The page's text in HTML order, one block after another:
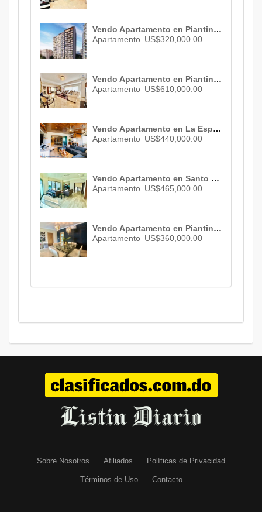
Vendo Apartamento en Piantini , Santo Domingo , ID 2796
Apartamento US$320,000.00
Vendo Apartamento en Piantini , Santo Domingo , ID 3082
Apartamento US$610,000.00
Vendo Apartamento en La Esperilla , Santo Domingo, ID 3068
Apartamento US$440,000.00
Vendo Apartamento en Santo Domingo, ID 1269
Apartamento US$465,000.00
Vendo Apartamento en Piantini , Santo Domingo , 3 habs. , 3 baños , 2 parqueos , ID 2746
Apartamento US$360,000.00
Sobre Nosotros Afiliados Políticas de Privacidad
Términos de Uso Contacto